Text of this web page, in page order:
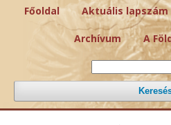
Főoldal Aktuális lapszám
Archívum A